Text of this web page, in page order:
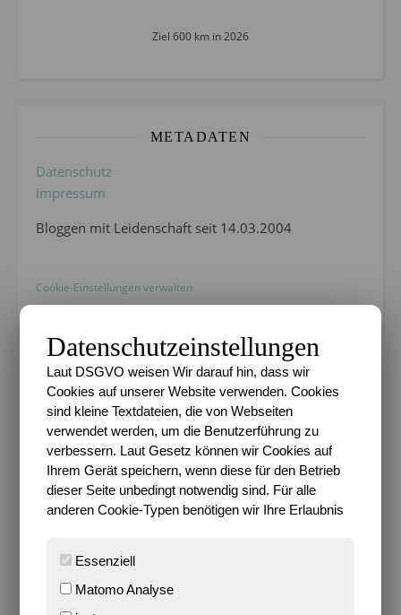
Ziel 600 km in 2026
METADATEN
Datenschutz
Impressum
Bloggen mit Leidenschaft seit 14.03.2004
Cookie-Einstellungen verwalten
ALLTAGSCHAOS
Datenschutzeinstellungen
Laut DSGVO weisen Wir darauf hin, dass wir
Cookies auf unserer Website verwenden. Cookies
sind kleine Textdateien, die von Webseiten
verwendet werden, um die Benutzerführung zu
verbessern. Laut Gesetz können wir Cookies auf
Ihrem Gerät speichern, wenn diese für den Betrieb
dieser Seite unbedingt notwendig sind. Für alle
anderen Cookie-Typen benötigen wir Ihre Erlaubnis
Essenziell
Matomo Analyse